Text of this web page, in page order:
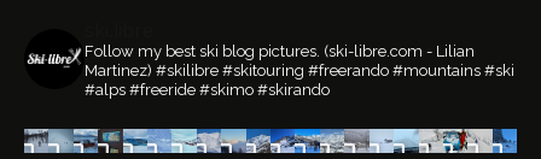
Follow my best ski blog pictures. (ski-libre.com - Lilian
Martinez) #skilibre #skitouring #freerando #mountains #ski
#alps #freeride #skimo #skirando